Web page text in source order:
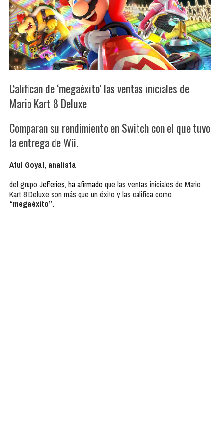
Califican de ‘megaéxito’ las ventas iniciales de
Mario Kart 8 Deluxe
Comparan su rendimiento en Switch con el que tuvo
la entrega de Wii.
Atul Goyal, analista
del grupo Jefferies, ha afirmado que las ventas iniciales de Mario
Kart 8 Deluxe son más que un éxito y las califica como
“megaéxito”.